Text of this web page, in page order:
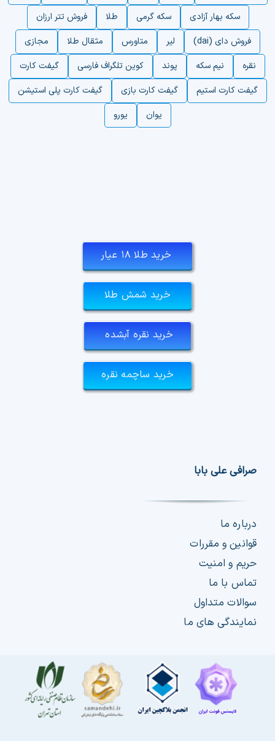
سکه بهار آزادی
سکه گرمی طلا
فروش تتر ارزان
فروش دای (dai)
لیر متاورس مثقال طلا
مجازی
نقره
نیم سکه پوند کوین تلگراف فارسی
گیفت کارت
گیفت کارت استیم
گیفت کارت بازی
گیفت کارت پلی استیشن
یوان
یورو
خرید طلا ۱۸ عیار
خرید شمش طلا
خرید نقره آبشده
خرید ساچمه نقره
صرافی علی بابا
درباره ما
قوانین و مقررات
حریم و امنیت
تماس با ما
سوالات متداول
نمایندگی های ما